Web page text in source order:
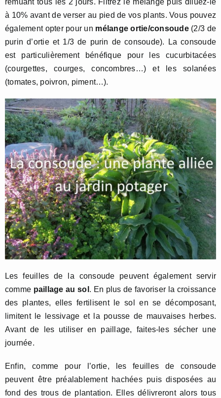
à 10% avant de verser au pied de vos plants. Vous pouvez
également opter pour un mélange ortie/consoude(2/3 de
purin d’ortie et 1/3 de purin de consoude). La consoude
est particulièrement bénéfique pour les cucurbitacées
(courgettes, courges, concombres…) et les solanées
(tomates, poivron, piment…).
Les feuilles de la consoude peuvent également servir
comme paillage au sol . En plus de favoriser la croissance
des plantes, elles fertilisent le sol en se décomposant,
limitent le lessivage et la pousse de mauvaises herbes.
Avant de les utiliser en paillage, faites-les sécher une
journée.
Enfin, comme pour l’ortie, les feuilles de consoude
peuvent être préalablement hachées puis disposées au
fond des trous de plantation. Elles délivreront alors tous